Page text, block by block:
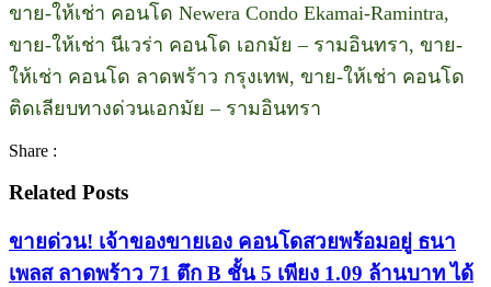
ขาย-ให้เช่า คอนโด Newera Condo Ekamai-Ramintra,
ขาย-ให้เช่า นีเวร่า คอนโด เอกมัย – รามอินทรา, ขาย-
ให้เช่า คอนโด ลาดพร้าว กรุงเทพ, ขาย-ให้เช่า คอนโด
ติดเลียบทางด่วนเอกมัย – รามอินทรา
Share :
Related Posts
ขายด่วน! เจ้าของขายเอง คอนโดสวยพร้อมอยู่ ธนา
เพลส ลาดพร้าว 71 ตึก B ชั้น 5 เพียง 1.09 ล้านบาท ได้